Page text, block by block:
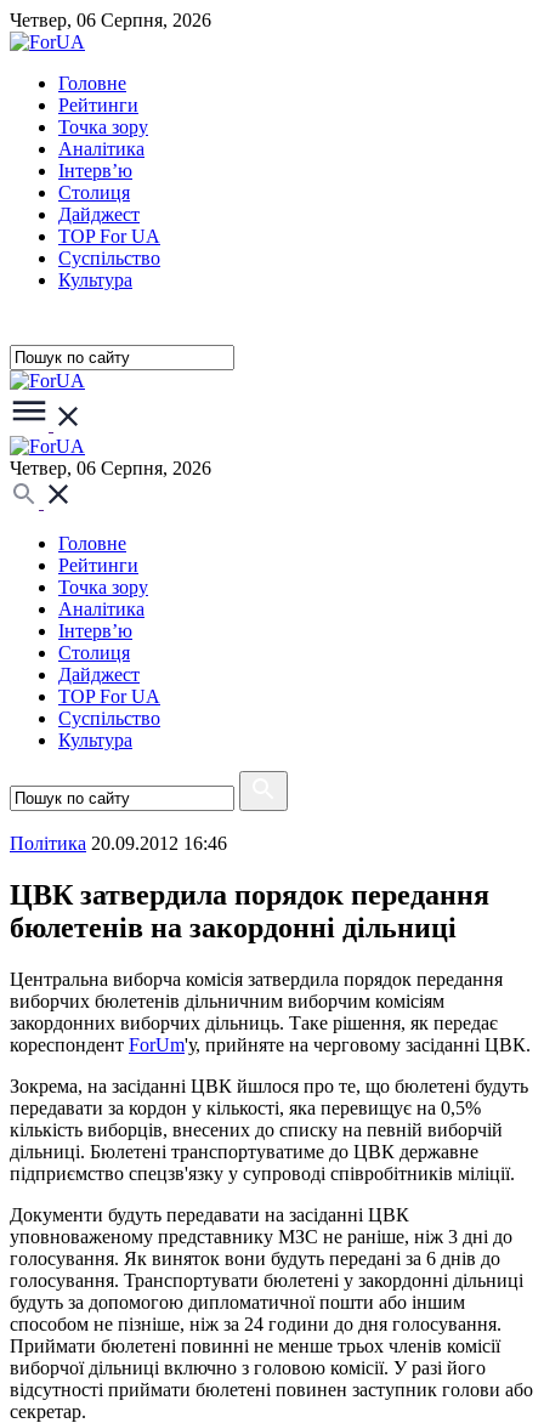
Четвер, 06 Серпня, 2026
Головне
Рейтинги
Точка зору
Аналітика
Інтерв’ю
Столиця
Дайджест
TOP For UA
Суспiльство
Культура
Четвер, 06 Серпня, 2026
Головне
Рейтинги
Точка зору
Аналітика
Інтерв’ю
Столиця
Дайджест
TOP For UA
Суспiльство
Культура
Полiтика 20.09.2012 16:46
ЦВК затвердила порядок передання
бюлетенів на закордонні дільниці
Центральна виборча комісія затвердила порядок передання
виборчих бюлетенів дільничним виборчим комісіям
закордонних виборчих дільниць. Таке рішення, як передає
кореспондент ForUm'у, прийняте на черговому засіданні ЦВК.
Зокрема, на засіданні ЦВК йшлося про те, що бюлетені будуть
передавати за кордон у кількості, яка перевищує на 0,5%
кількість виборців, внесених до списку на певній виборчій
дільниці. Бюлетені транспортуватиме до ЦВК державне
підприємство спецзв'язку у супроводі співробітників міліції.
Документи будуть передавати на засіданні ЦВК
уповноваженому представнику МЗС не раніше, ніж 3 дні до
голосування. Як виняток вони будуть передані за 6 днів до
голосування. Транспортувати бюлетені у закордонні дільниці
будуть за допомогою дипломатичної пошти або іншим
способом не пізніше, ніж за 24 години до дня голосування.
Приймати бюлетені повинні не менше трьох членів комісії
виборчої дільниці включно з головою комісії. У разі його
відсутності приймати бюлетені повинен заступник голови або
секретар.